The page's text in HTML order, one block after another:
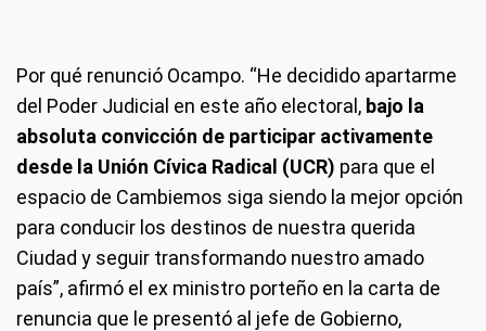
Por qué renunció Ocampo. “He decidido apartarme
del Poder Judicial en este año electoral, bajo la
absoluta convicción de participar activamente
desde la Unión Cívica Radical (UCR) para que el
espacio de Cambiemos siga siendo la mejor opción
para conducir los destinos de nuestra querida
Ciudad y seguir transformando nuestro amado
país”, afirmó el ex ministro porteño en la carta de
renuncia que le presentó al jefe de Gobierno,